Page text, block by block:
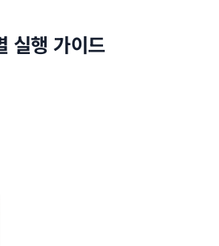
실행 가이드